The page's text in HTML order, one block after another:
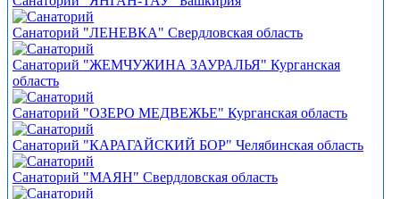
Санаторий "ЛЕНЕВКА" Свердловская область
Санаторий "ЖЕМЧУЖИНА ЗАУРАЛЬЯ" Курганская
область
Санаторий "ОЗЕРО МЕДВЕЖЬЕ" Курганская область
Санаторий "КАРАГАЙСКИЙ БОР" Челябинская область
Санаторий "МАЯН" Свердловская область